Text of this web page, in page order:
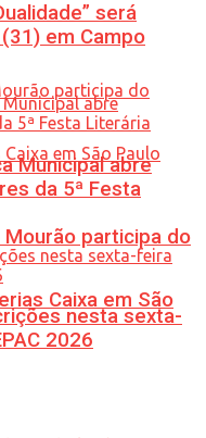
participa do
Caixa em São
será
em Campo
Municipal abre
da 5ª Festa
nesta sexta-
2026